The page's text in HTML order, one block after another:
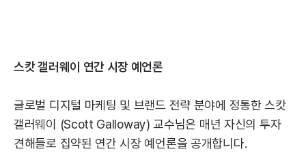
스캇 갤러웨이 연간 시장 예언론
글로벌 디지털 마케팅 및 브랜드 전략 분야에 정통한 스캇
갤러웨이 (Scott Galloway) 교수님은 매년 자신의 투자
견해들로 집약된 연간 시장 예언론을 공개합니다.